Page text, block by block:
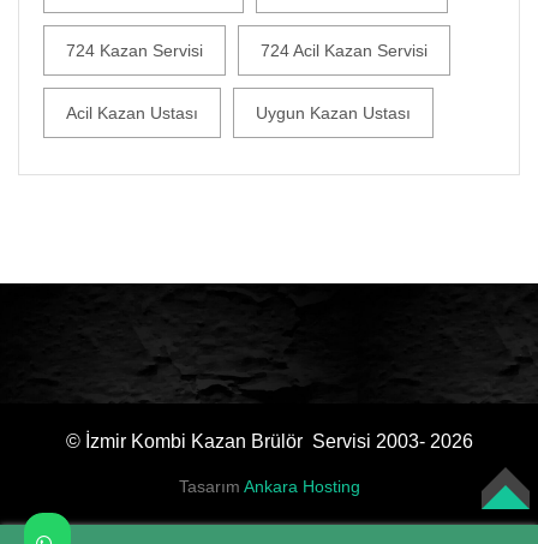
724 Kazan Servisi 724 Acil Kazan Servisi
Acil Kazan Ustası Uygun Kazan Ustası
© İzmir Kombi Kazan Brülör Servisi 2003- 2026
Tasarım Ankara Hosting
TOP